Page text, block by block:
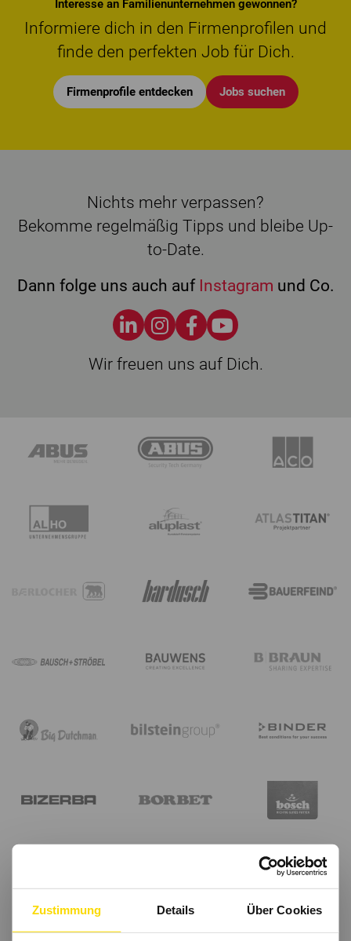
Zustimmung Details Über Cookies
Interesse an Familienunternehmen gewonnen?
Informiere dich in den Firmenprofilen und
finde den perfekten Job für Dich.
Firmenprofile entdecken Jobs suchen
Nichts mehr verpassen?
Bekomme regelmäßig Tipps und bleibe Up-
to-Date.
Dann folge uns auch auf Instagram und Co.
Wir freuen uns auf Dich.